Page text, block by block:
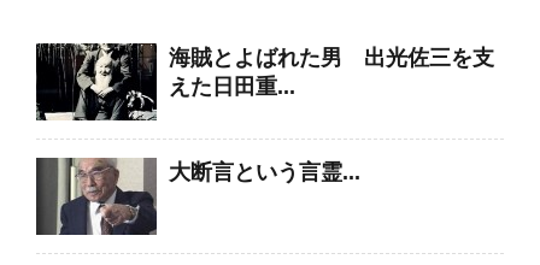
海賊とよばれた男 出光佐三を支
えた日田重...
大断言という言霊...